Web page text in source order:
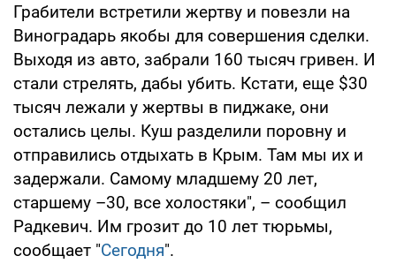
Грабители встретили жертву и повезли на
Виноградарь якобы для совершения сделки.
Выходя из авто, забрали 160 тысяч гривен. И
стали стрелять, дабы убить. Кстати, еще $30
тысяч лежали у жертвы в пиджаке, они
остались целы. Куш разделили поровну и
отправились отдыхать в Крым. Там мы их и
задержали. Самому младшему 20 лет,
старшему –30, все холостяки", – сообщил
Радкевич. Им грозит до 10 лет тюрьмы,
сообщает "Сегодня".